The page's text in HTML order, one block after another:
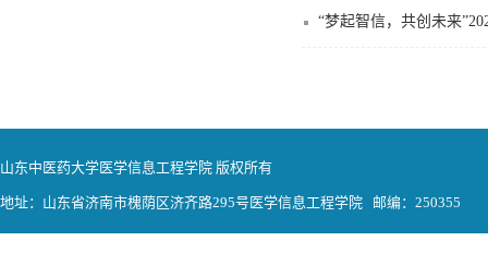
“梦起智信，共创未来
山东中医药大学医学信息工程学院 版权所有
地址：山东省济南市槐荫区济齐路295号医学信息工程学院 邮编：250355